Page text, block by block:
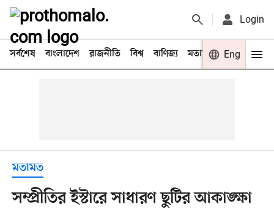
Login
সর্বশেষ বাংলাদেশ রাজনীতি বিশ্ব বাণিজ্য মতামত খেলা
Eng
মতামত
সম্প্রীতির ইস্টারে সাধারণ ছুটির আকাঙ্ক্ষা